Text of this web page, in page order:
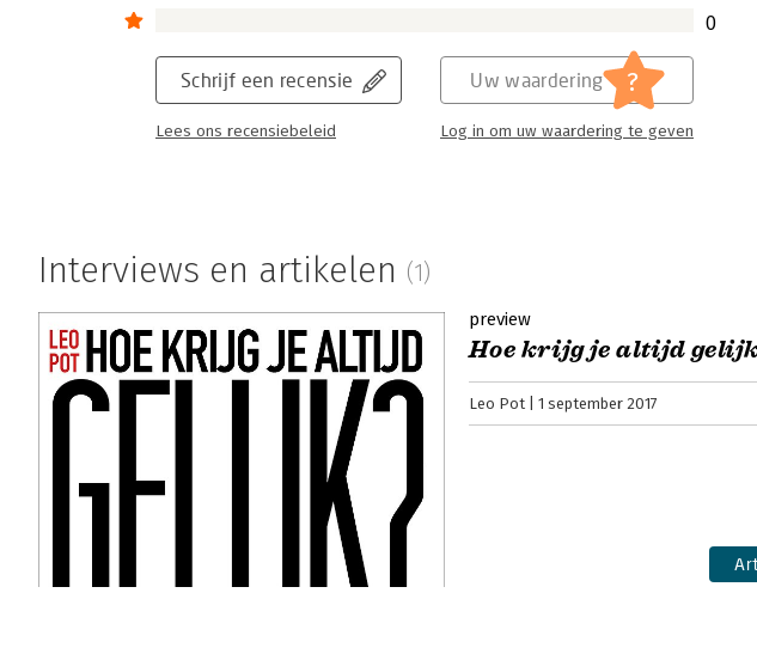
0
Schrijf een recensie
Lees ons recensiebeleid
Uw waardering ?
Log in om uw waardering te geven
Interviews en artikelen (1)
preview
Hoe krijg je altijd
Leo Pot 1 september 2017